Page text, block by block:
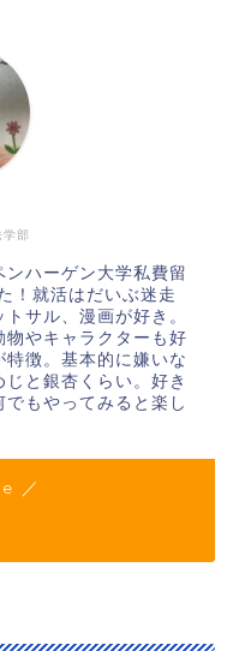
学部
ハーゲン大学私費留
！就活はだいぶ迷走
サル、漫画が好き。
物やキャラクターも好
徴。基本的に嫌いな
と銀杏くらい。好き
もやってみると楽し
／